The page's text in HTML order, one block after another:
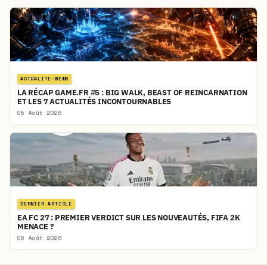
ACTUALITE-NEWS
LA RÉCAP GAME.FR #5 : BIG WALK, BEAST OF REINCARNATION
ET LES 7 ACTUALITÉS INCONTOURNABLES
05 Août 2026
DERNIER ARTICLE
EA FC 27 : PREMIER VERDICT SUR LES NOUVEAUTÉS, FIFA 2K
MENACE ?
06 Août 2026